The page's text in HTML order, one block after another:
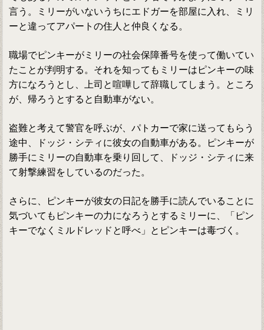
言う。ミリーがいないうちにエドガーを部屋に入れ、ミリ
ーと違ってアパートの住人と仲良くなる。
職場でピンキーがミリーの社会保障番号を使って働いてい
たことが判明する。それを知ってもミリーはピンキーの味
方になろうとし、上司と喧嘩して辞職してしまう。ところ
が、帰ろうとすると自動車がない。
盗難と考えて警官を呼ぶが、パトカーで家に送ってもらう
途中、ドッジ・シティに彼女の自動車がある。ピンキーが
勝手にミリーの自動車を乗り回して、ドッジ・シティに来
て射撃練習をしているのだった。
さらに、ピンキーが彼女の日記を勝手に読んでいることに
気づいてもピンキーの力になろうとするミリーに、「ピン
キーでなくミルドレッドと呼べ」とピンキーは毒づく。